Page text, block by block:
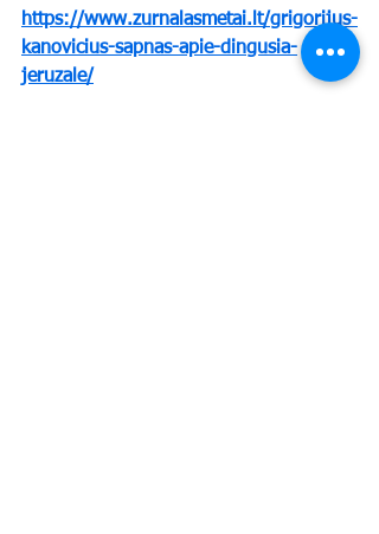
https://www.zurnalasmetai.lt/grigorijus-
kanovicius-sapnas-apie-dingusia-
jeruzale/